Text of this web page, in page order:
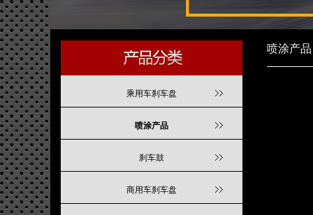
喷涂产品
乘用车刹车盘
喷涂产品
刹车鼓
商用车刹车盘